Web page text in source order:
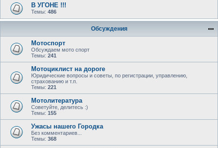
В УГОНЕ !!!
Темы: 486
Обсуждения
Мотоспорт
Обсуждаем мото спорт
Темы: 241
Мотоциклист на дороге
Юридические вопросы и советы, по регистрации, управлению,
страхованию и т.п.
Темы: 221
Мотолитература
Советуйте, делитесь :)
Темы: 155
Ужасы нашего Городка
Без комментариев...
Темы: 368